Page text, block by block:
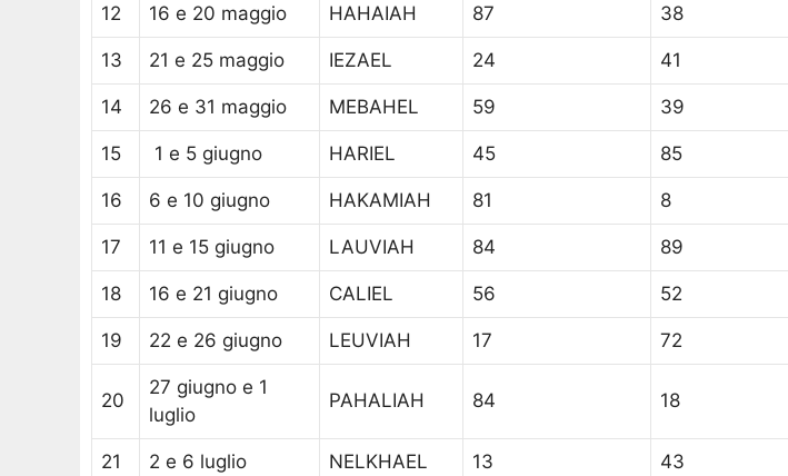
12 16 e 20 maggio HAHAIAH 87 38
13 21 e 25 maggio IEZAEL 24 41
14 26 e 31 maggio MEBAHEL 59 39
15 1 e 5 giugno HARIEL 45 85
16 6 e 10 giugno HAKAMIAH 81 8
17 11 e 15 giugno LAUVIAH 84 89
18 16 e 21 giugno CALIEL 56 52
19 22 e 26 giugno LEUVIAH 17 72
20
27 giugno e 1
luglio
PAHALIAH 84 18
21 2 e 6 luglio NELKHAEL 13 43